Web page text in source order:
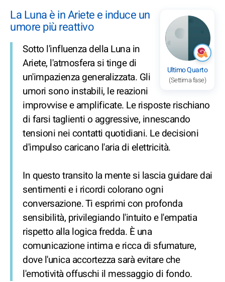
Ultimo Quarto
(Settima fase)
La Luna è in Ariete e induce un
umore più reattivo
Sotto l'influenza della Luna in
Ariete, l'atmosfera si tinge di
un'impazienza generalizzata. Gli
umori sono instabili, le reazioni
improvvise e amplificate. Le risposte rischiano
di farsi taglienti o aggressive, innescando
tensioni nei contatti quotidiani. Le decisioni
d'impulso caricano l'aria di elettricità.
In questo transito la mente si lascia guidare dai
sentimenti e i ricordi colorano ogni
conversazione. Ti esprimi con profonda
sensibilità, privilegiando l'intuito e l'empatia
rispetto alla logica fredda. È una
comunicazione intima e ricca di sfumature,
dove l'unica accortezza sarà evitare che
l'emotività offuschi il messaggio di fondo.